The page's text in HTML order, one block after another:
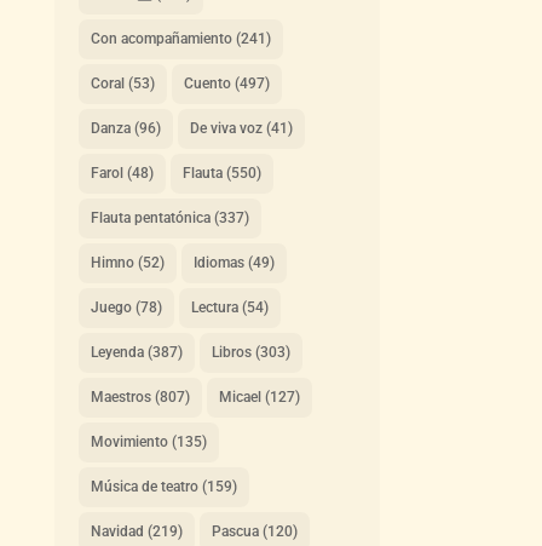
Con acompañamiento(241)
Coral (53) Cuento(497)
Danza(96) De viva voz(41)
Farol (48) Flauta(550)
Flauta pentatónica(337)
Himno(52) Idiomas(49)
Juego(78) Lectura(54)
Leyenda(387) Libros(303)
Maestros(807) Micael (127)
Movimiento(135)
Música de teatro(159)
Navidad (219) Pascua(120)